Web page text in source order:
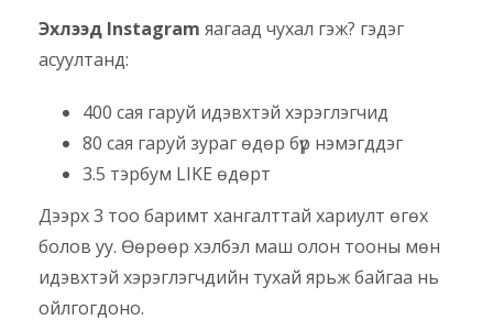
Эхлээд Instagram яагаад чухал гэж? гэдэг
асуултанд:
400 сая гаруй идэвхтэй хэрэглэгчид
80 сая гаруй зураг өдөр бүр нэмэгддэг
3.5 тэрбум LIKE өдөрт
Дээрх 3 тоо баримт хангалттай хариулт өгөх
болов уу. Өөрөөр хэлбэл маш олон тооны мөн
идэвхтэй хэрэглэгчдийн тухай ярьж байгаа нь
ойлгогдоно.